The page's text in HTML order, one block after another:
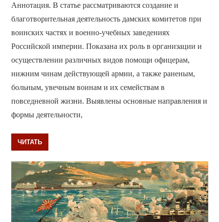
Аннотация. В статье рассматриваются создание и
благотворительная деятельность дамских комитетов при
воинских частях и военно-учебных заведениях
Российской империи. Показана их роль в организации и
осуществлении различных видов помощи офицерам,
нижним чинам действующей армии, а также раненым,
больным, увечным воинам и их семействам в
повседневной жизни. Выявлены основные направления и
формы деятельности,
ЧИТАТЬ